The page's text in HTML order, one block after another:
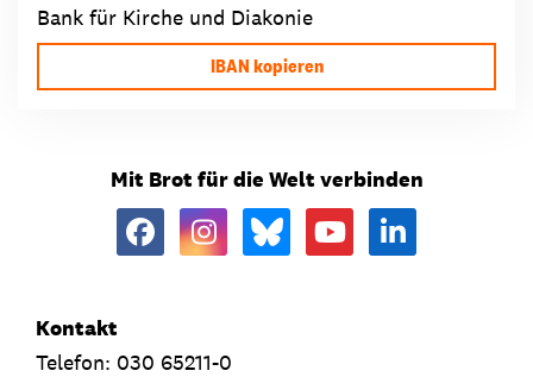
Bank für Kirche und Diakonie
IBAN kopieren
Mit Brot für die Welt verbinden
Kontakt
Telefon: 030 65211-0